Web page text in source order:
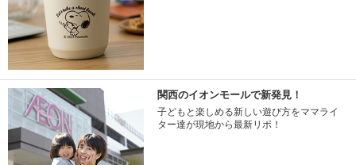
関西のイオンモールで新発見！
子どもと楽しめる新しい遊び方をママライ
ター達が現地から最新リポ！